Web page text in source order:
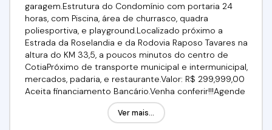
garagem.Estrutura do Condomínio com portaria 24
horas, com Piscina, área de churrasco, quadra
poliesportiva, e playground.Localizado próximo a
Estrada da Roselandia e da Rodovia Raposo Tavares na
altura do KM 33,5, a poucos minutos do centro de
CotiaPróximo de transporte municipal e intermunicipal,
mercados, padaria, e restaurante.Valor: R$ 299,999,00
Aceita financiamento Bancário.Venha conferir!!!Agende
já a sua visita!!!(11) 97417-8061 (11) 95332-
7355Imobiliária Alfa Negócios.
Ver mais...